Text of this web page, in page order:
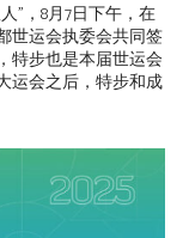
”，8月7日下午，在
世运会执委会共同签
特步也是本届世运会
运会之后，特步和成